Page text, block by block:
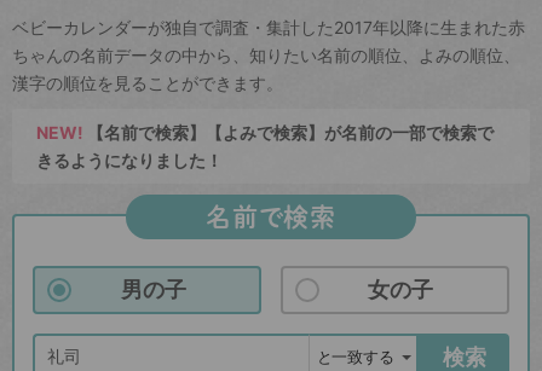
ベビーカレンダーが独自で調査・集計した2017年以降に生まれた赤
ちゃんの名前データの中から、知りたい名前の順位、よみの順位、
漢字の順位を見ることができます。
NEW! 【名前で検索】【よみで検索】が名前の一部で検索で
きるようになりました！
名前で検索
男の子 女の子
検索